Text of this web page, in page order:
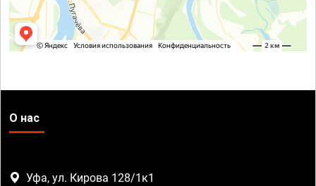
О нас
Уфа, ул. Кирова 128/1к1